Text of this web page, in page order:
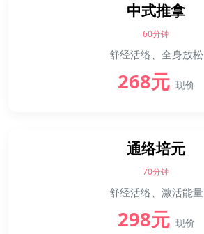
中式推拿
60分钟
舒经活络、全身放松
268元 现价
通络培元
70分钟
舒经活络、激活能量
298元 现价